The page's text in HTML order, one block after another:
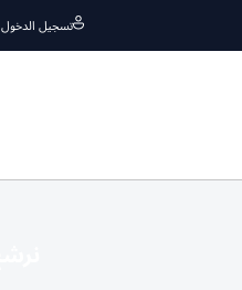
تسجيل الدخول